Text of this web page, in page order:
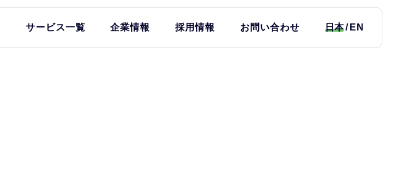
サービス一覧 企業情報 採用情報 お問い合わせ 日本 EN